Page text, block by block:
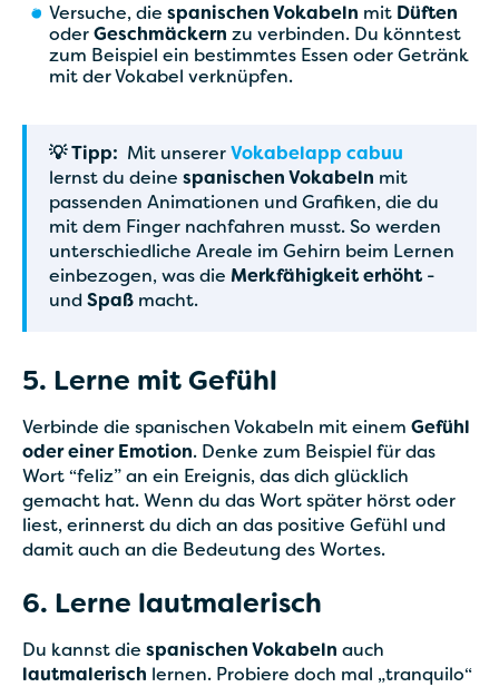
Versuche, die spanischen Vokabeln mit Düften
oder Geschmäckern zu verbinden. Du könntest
zum Beispiel ein bestimmtes Essen oder Getränk
mit der Vokabel verknüpfen.
💡 Tipp: Mit unserer Vokabelapp cabuu
lernst du deine spanischen Vokabeln mit
passenden Animationen und Grafiken, die du
mit dem Finger nachfahren musst. So werden
unterschiedliche Areale im Gehirn beim Lernen
einbezogen, was die Merkfähigkeit erhöht -
und Spaß macht.
5. Lerne mit Gefühl
Verbinde die spanischen Vokabeln mit einem Gefühl
oder einer Emotion. Denke zum Beispiel für das
Wort “feliz” an ein Ereignis, das dich glücklich
gemacht hat. Wenn du das Wort später hörst oder
liest, erinnerst du dich an das positive Gefühl und
damit auch an die Bedeutung des Wortes.
6. Lerne lautmalerisch
Du kannst die spanischen Vokabeln auch
lautmalerisch lernen. Probiere doch mal „tranquilo“